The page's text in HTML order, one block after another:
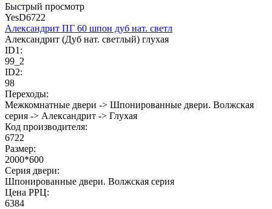
Быстрый просмотр
YesD6722
Александрит ПГ 60 шпон дуб нат. светл
Александрит (Дуб нат. светлый) глухая
ID1:
99_2
ID2:
98
Переходы:
Межкомнатные двери -> Шпонированные двери. Волжская
серия -> Александрит -> Глухая
Код производителя:
6722
Размер:
2000*600
Cерия двери:
Шпонированные двери. Волжская серия
Цена РРЦ:
6384